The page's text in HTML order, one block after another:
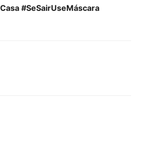
#SeSairUseMáscara